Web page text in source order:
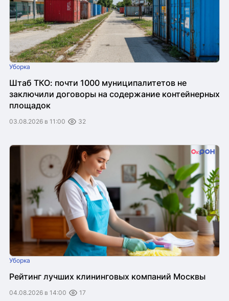
Уборка
Штаб ТКО: почти 1000 муниципалитетов не
заключили договоры на содержание контейнерных
площадок
03.08.2026 в 11:00 32
Уборка
Рейтинг лучших клининговых компаний Москвы
04.08.2026 в 14:00 17